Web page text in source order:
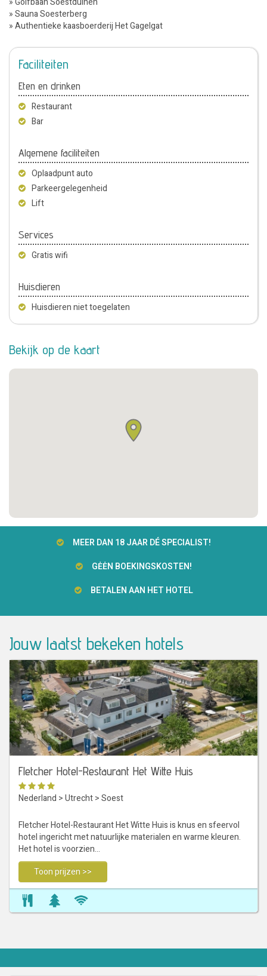
» Sauna Soesterberg
» Authentieke kaasboerderij Het Gagelgat
Faciliteiten
Eten en drinken
Restaurant
Bar
Algemene faciliteiten
Oplaadpunt auto
Parkeergelegenheid
Lift
Services
Gratis wifi
Huisdieren
Huisdieren niet toegelaten
Bekijk op de kaart
MEER DAN 18 JAAR DÉ SPECIALIST!
GĖĖN BOEKINGSKOSTEN!
BETALEN AAN HET HOTEL
Jouw laatst bekeken hotels
Fletcher Hotel-Restaurant Het Witte Huis
Nederland >Utrecht>Soest
Fletcher Hotel-Restaurant Het Witte Huis is knus en sfeervol
hotel ingericht met natuurlijke materialen en warme kleuren.
Het hotel is voorzien…
Toon prijzen >>